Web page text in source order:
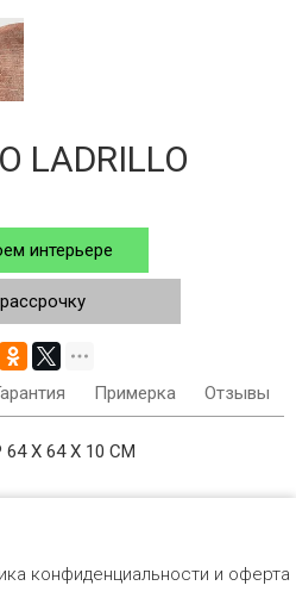
LADRILLO
интерьере
Примерка Отзывы
Х 64 Х 10 СМ
конфиденциальности и оферта